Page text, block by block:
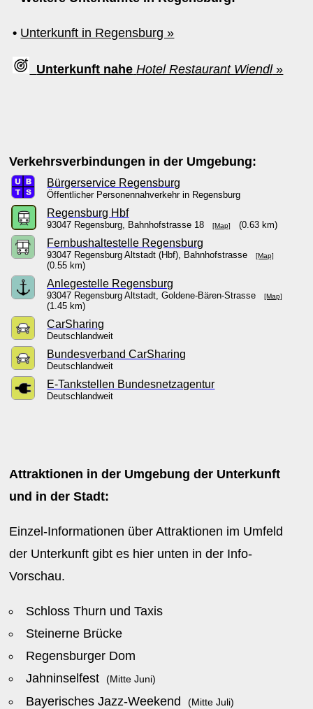
• Unterkunft in Regensburg »
Unterkunft nahe Hotel Restaurant Wiendl»
Verkehrsverbindungen in der Umgebung:
Bürgerservice Regensburg
Öffentlicher Personennahverkehr in Regensburg
Regensburg Hbf
93047 Regensburg, Bahnhofstrasse 18[Map] (0.63 km)
Fernbushaltestelle Regensburg
93047 Regensburg Altstadt (Hbf), Bahnhofstrasse[Map]
(0.55 km)
Anlegestelle Regensburg
93047 Regensburg Altstadt, Goldene-Bären-Strasse[Map]
(1.45 km)
CarSharing
Deutschlandweit
Bundesverband CarSharing
Deutschlandweit
E-Tankstellen Bundesnetzagentur
Deutschlandweit
Attraktionen in der Umgebung der Unterkunft
und in der Stadt:
Einzel-Informationen über Attraktionen im Umfeld
der Unterkunft gibt es hier unten in der Info-
Vorschau.
Schloss Thurn und Taxis
Steinerne Brücke
Regensburger Dom
Jahninselfest(Mitte Juni)
Bayerisches Jazz-Weekend(Mitte Juli)